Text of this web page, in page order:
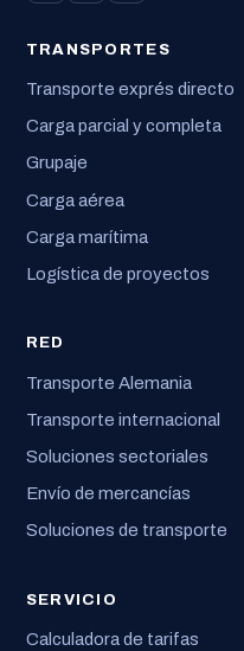
TRANSPORTES
Transporte exprés directo
Carga parcial y completa
Grupaje
Carga aérea
Carga marítima
Logística de proyectos
RED
Transporte Alemania
Transporte internacional
Soluciones sectoriales
Envío de mercancías
Soluciones de transporte
SERVICIO
Calculadora de tarifas